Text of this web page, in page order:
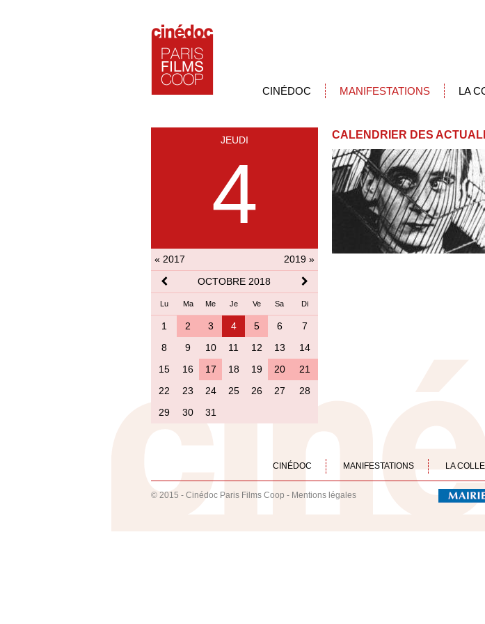
CINÉDOC MANIFESTATIONS LA
JEUDI
4
« 2017
2019 »
OCTOBRE 2018
Lu Ma Me Je Ve Sa Di
1 2 3 4 5 6
7
8
9 10 11 12 13
14
15
16 17 18 19 20
21
22
23 24 25 26 27
28
29
30 31
CALENDRIER DES
CINÉDOC MANIFESTATIONS LA
© 2015 - Cinédoc Paris Films Coop - Mentions légales